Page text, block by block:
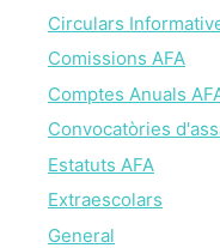
Circulars
Comissions AFA
Comptes Anuals
Convocatòries
Estatuts AFA
Extraescolars
General